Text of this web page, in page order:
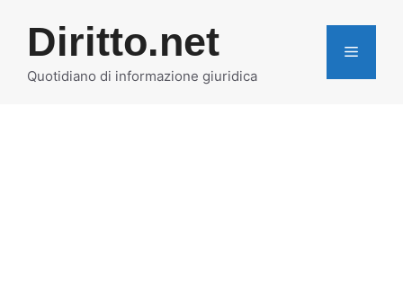
contenuto
Diritto.net
Quotidiano di informazione giuridica
MENU